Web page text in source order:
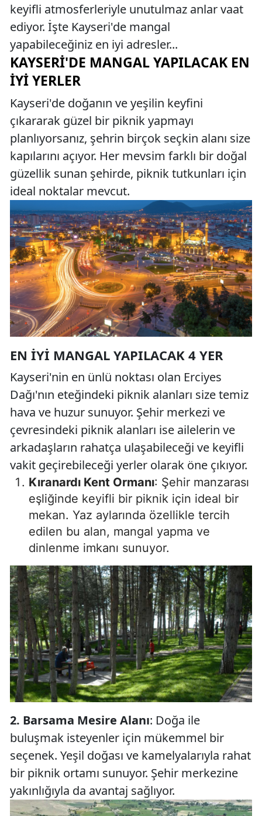
keyifli atmosferleriyle unutulmaz anlar vaat
ediyor. İşte Kayseri'de mangal
yapabileceğiniz en iyi adresler...
KAYSERI'DE MANGAL YAPILACAK EN
İYI YERLER
Kayseri'de doğanın ve yeşilin keyfini
çıkararak güzel bir piknik yapmayı
planlıyorsanız, şehrin birçok seçkin alanı size
kapılarını açıyor. Her mevsim farklı bir doğal
güzellik sunan şehirde, piknik tutkunları için
ideal noktalar mevcut.
EN İYI MANGAL YAPILACAK 4 YER
Kayseri'nin en ünlü noktası olan Erciyes
Dağı'nın eteğindeki piknik alanları size temiz
hava ve huzur sunuyor. Şehir merkezi ve
çevresindeki piknik alanları ise ailelerin ve
arkadaşların rahatça ulaşabileceği ve keyifli
vakit geçirebileceği yerler olarak öne çıkıyor.
Kıranardı Kent Ormanı: Şehir manzarası
eşliğinde keyifli bir piknik için ideal bir
mekan. Yaz aylarında özellikle tercih
edilen bu alan, mangal yapma ve
dinlenme imkanı sunuyor.
2. Barsama Mesire Alanı: Doğa ile
buluşmak isteyenler için mükemmel bir
seçenek. Yeşil doğası ve kamelyalarıyla rahat
bir piknik ortamı sunuyor. Şehir merkezine
yakınlığıyla da avantaj sağlıyor.